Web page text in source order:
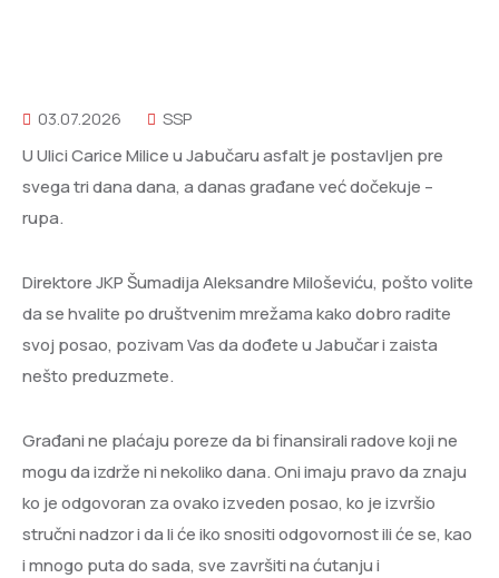
03.07.2026
SSP
U Ulici Carice Milice u Jabučaru asfalt je postavljen pre
svega tri dana dana, a danas građane već dočekuje –
rupa.
Direktore JKP Šumadija Aleksandre Miloševiću, pošto volite
da se hvalite po društvenim mrežama kako dobro radite
svoj posao, pozivam Vas da dođete u Jabučar i zaista
nešto preduzmete.
Građani ne plaćaju poreze da bi finansirali radove koji ne
mogu da izdrže ni nekoliko dana. Oni imaju pravo da znaju
ko je odgovoran za ovako izveden posao, ko je izvršio
stručni nadzor i da li će iko snositi odgovornost ili će se, kao
i mnogo puta do sada, sve završiti na ćutanju i